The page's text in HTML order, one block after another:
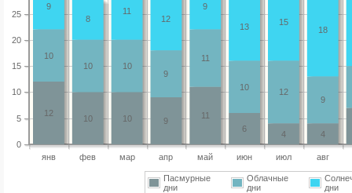
янв фев мар апр май июн июл авг
0
5
10
15
20
25
4
4
6
11
9
10
10
12
9
12
10
11
9
10
10
10
18
15
13
9
12
11
8
9
Пасмурные
дни
Облачные
дни
дни